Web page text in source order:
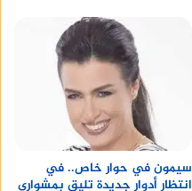
سيمون في حوار خاص.. في
انتظار أدوار جديدة تليق بمشواري